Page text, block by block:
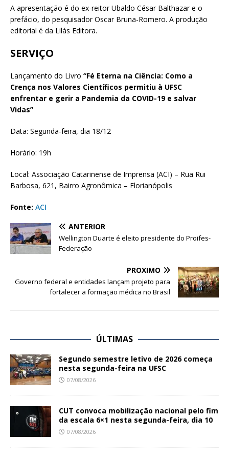
A apresentação é do ex-reitor Ubaldo César Balthazar e o
prefácio, do pesquisador Oscar Bruna-Romero. A produção
editorial é da Lilás Editora.
SERVIÇO
Lançamento do Livro “Fé Eterna na Ciência: Como a
Crença nos Valores Científicos permitiu à UFSC
enfrentar e gerir a Pandemia da COVID-19 e salvar
Vidas”
Data: Segunda-feira, dia 18/12
Horário: 19h
Local: Associação Catarinense de Imprensa (ACI) – Rua Rui
Barbosa, 621, Bairro Agronômica – Florianópolis
Fonte: ACI
ANTERIOR
Wellington Duarte é eleito presidente do Proifes-
Federação
PRÓXIMO
Governo federal e entidades lançam projeto para
fortalecer a formação médica no Brasil
ÚLTIMAS
Segundo semestre letivo de 2026 começa
nesta segunda-feira na UFSC
07/08/2026
CUT convoca mobilização nacional pelo fim
da escala 6×1 nesta segunda-feira, dia 10
07/08/2026